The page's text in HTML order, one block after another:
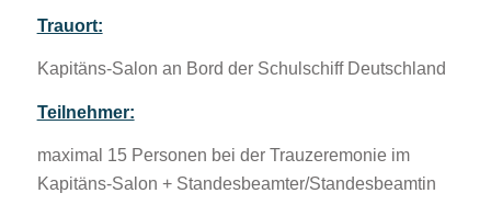
Trauort:
Kapitäns-Salon an Bord der Schulschiff Deutschland
Teilnehmer:
maximal 15 Personen bei der Trauzeremonie im
Kapitäns-Salon + Standesbeamter/Standesbeamtin